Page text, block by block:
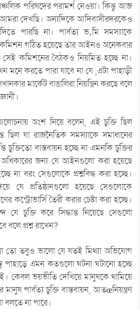
পরিষদের পরামর্শ নেওয়া। কিন্তু আজ
আমরা দেখছি। অন্যদিকে আদিবাসীরদরকেও
পারছি না। পার্বত্য ভ‚মি সমস্যাকে
কমিশন গঠিত হয়েছে তার আইনও অনেকবার
কমিশনের বৈঠকও নিয়মিত হচ্ছে না।
মনে করতে পারা যাবে না যে ,এটা পাহাড়ী
মার্কেট বাঙালিরা নিয়ন্ত্রিন করছে বলে
আলোচনায় অংশ নিয়ে বলেন, এই চুক্তি ছিল
ছিল যা রাজনৈতিক সমস্যাকে সমাধানের
চুক্তিতো বাস্তবায়ন হচ্ছে না এমনকি চুক্তির
জন্য যে আইনগুলো করা হয়েছে
না বরং সেগুলোকে প্রশ্নবিদ্ধ করা হচ্ছে।
যে প্রতিষ্ঠানগুলো হয়েছে সেগুলোকে
কন্ট্রোভার্সি তৈরী করার চেষ্টা করা হচ্ছে।
যে চুক্তি করে সিদ্ধান্ত নিয়েছে সেগুলো
বলে প্রশ্ন রাখেন?
তো তবুও ভালো যে যতই মিথ্যা অভিযোগ
পাহাড়ে এমন কতগুলো ঘটনা ঘটানো হচ্ছে
কেবল ভয়ভীতি দেখিয়ে মানুষকে থামিয়ে
মানুষ পার্বত্য চুক্তি বাস্তবায়ন, আতœনিয়ন্ত্রণ
না পারে।